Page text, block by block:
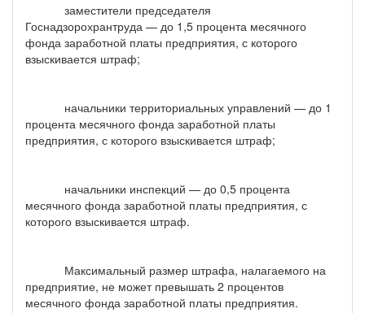
заместители председателя
Госнадзорохрантруда — до 1,5 процента месячного
фонда заработной платы предприятия, с которого
взыскивается штраф;
начальники территориальных управлений — до 1
процента месячного фонда заработной платы
предприятия, с которого взыскивается штраф;
начальники инспекций — до 0,5 процента
месячного фонда заработной платы предприятия, с
которого взыскивается штраф.
Максимальный размер штрафа, налагаемого на
предприятие, не может превышать 2 процентов
месячного фонда заработной платы предприятия.